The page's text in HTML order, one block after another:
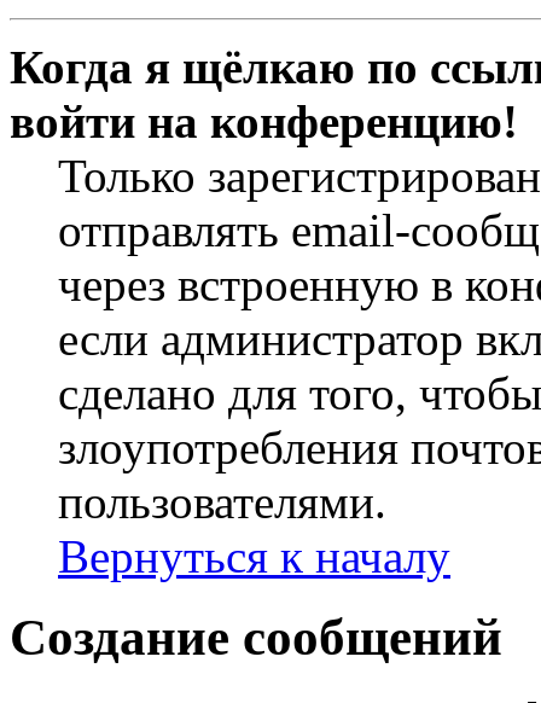
Когда я щёлкаю по
войти на конференцию!
Только
отправлять email-
через встроенную в
если администратор
сделано для того,
злоупотребления
пользователями.
Вернуться к началу
Создание сообщений